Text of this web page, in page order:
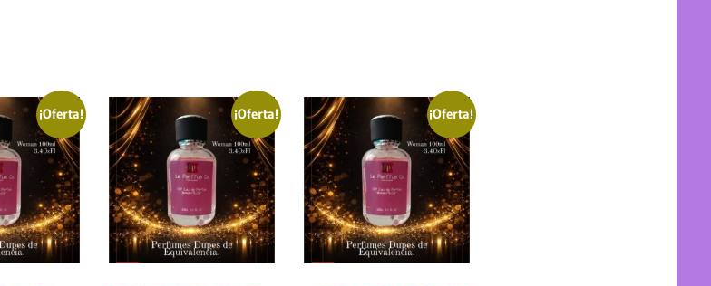
¡Oferta! ¡Oferta! ¡Oferta!